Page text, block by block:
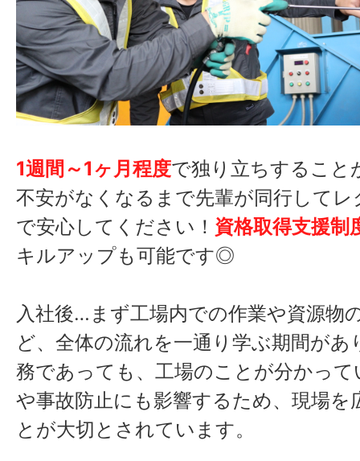
〈 主な事業内容 〉
●製紙原料全般
●一般廃棄物処理
●産業廃棄物処理
●リサイクル関連製品販売
●計量証明事業
●機密書類（文書・メディア）の細
処理サービス
〈 グループ企業 〉
有限会社きたむら（古紙リサイ
ー）
有限会社東京オリエンタルシ
1週間～1ヶ月程度で独り立ちすること
不安がなくなるまで先輩が同行して
で安心してください！ 資格取得支援制
キルアップも可能です◎
入社後…まず工場内での作業や資源物
ど、全体の流れを一通り学ぶ期間があ
務であっても、工場のことが分かっ
や事故防止にも影響するため、現場を
とが大切とされています。